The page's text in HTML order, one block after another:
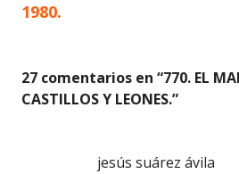
entradas
1980.
27 comentarios en “770. EL
CASTILLOS Y LEONES.”
jesús suárez ávila